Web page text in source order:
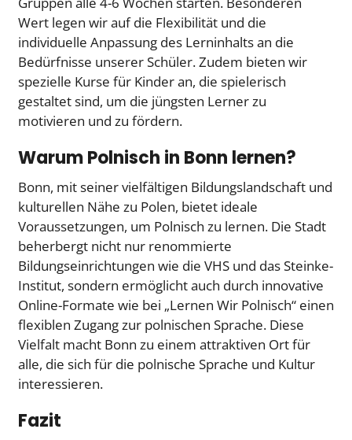
Wert legen wir auf die Flexibilität und die
individuelle Anpassung des Lerninhalts an die
Bedürfnisse unserer Schüler. Zudem bieten wir
spezielle Kurse für Kinder an, die spielerisch
gestaltet sind, um die jüngsten Lerner zu
motivieren und zu fördern.
Warum Polnisch in Bonn lernen?
Bonn, mit seiner vielfältigen Bildungslandschaft und
kulturellen Nähe zu Polen, bietet ideale
Voraussetzungen, um Polnisch zu lernen. Die Stadt
beherbergt nicht nur renommierte
Bildungseinrichtungen wie die VHS und das Steinke-
Institut, sondern ermöglicht auch durch innovative
Online-Formate wie bei „Lernen Wir Polnisch“ einen
flexiblen Zugang zur polnischen Sprache. Diese
Vielfalt macht Bonn zu einem attraktiven Ort für
alle, die sich für die polnische Sprache und Kultur
interessieren.
Fazit